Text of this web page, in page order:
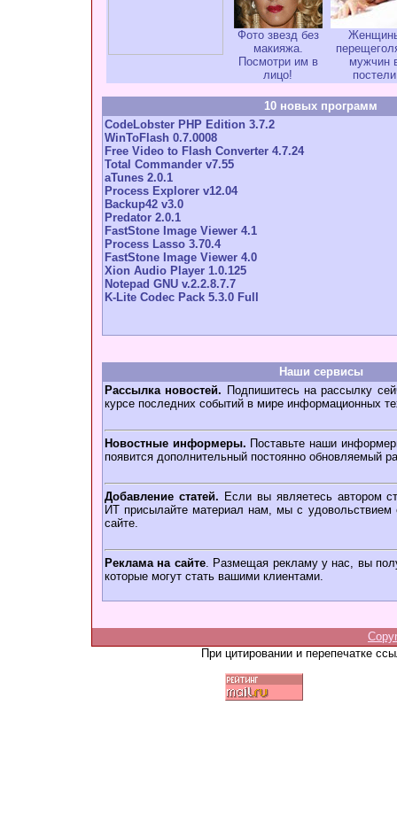
Фото звезд без
макияжа.
Посмотри им в
лицо!
мужчин
постели
10 новых программ
CodeLobster PHP Edition 3.7.2
WinToFlash 0.7.0008
Free Video to Flash Converter 4.7.24
Total Commander v7.55
aTunes 2.0.1
Process Explorer v12.04
Backup42 v3.0
Predator 2.0.1
FastStone Image Viewer 4.1
Process Lasso 3.70.4
FastStone Image Viewer 4.0
Xion Audio Player 1.0.125
Notepad GNU v.2.2.8.7.7
K-Lite Codec Pack 5.3.0 Full
Наши сервисы
Рассылка новостей. Подпишитесь на рассылку
курсе последних событий в мире информационных
Новостные информеры. Поставьте наши
появится дополнительный постоянно обновляемый
Добавление статей. Если вы являетесь автором
ИТ присылайте материал нам, мы с удовольствием
сайте.
Реклама на сайте. Размещая рекламу у нас, вы
которые могут стать вашими клиентами.
При цитировании и перепечатке